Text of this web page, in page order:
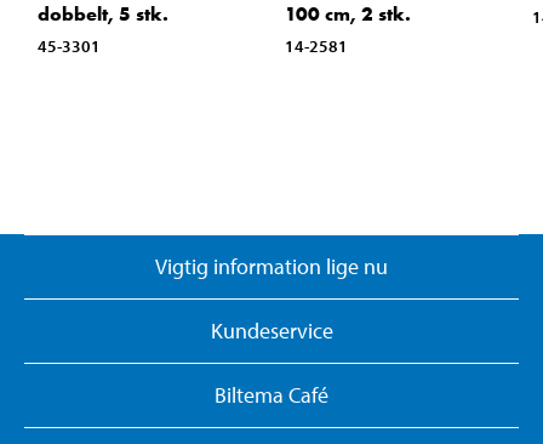
dobbelt, 5 stk.
45-3301
100 cm, 2 stk.
14-2581
Vigtig information lige nu
Kundeservice
Biltema Café